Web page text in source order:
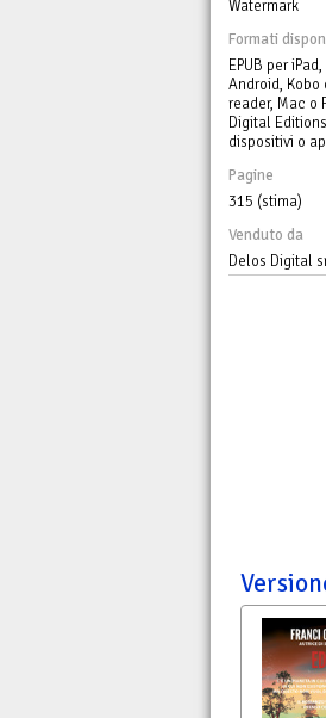
Watermark
Formati
EPUB per
Android,
reader, Mac o
Digital
dispositivi o
Pagine
315 (stima)
Venduto da
Delos Digital